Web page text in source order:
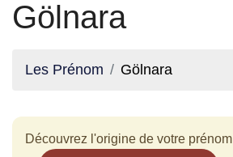
Gölnara
Les Prénom Gölnara
Découvrez l'origine de votre prénom